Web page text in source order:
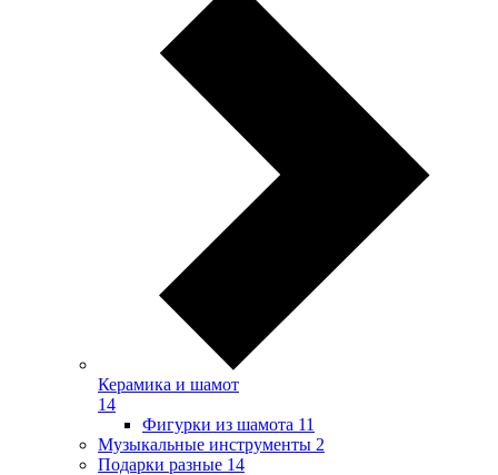
Керамика и шамот
14
Фигурки из шамота 11
Музыкальные инструменты 2
Подарки разные 14